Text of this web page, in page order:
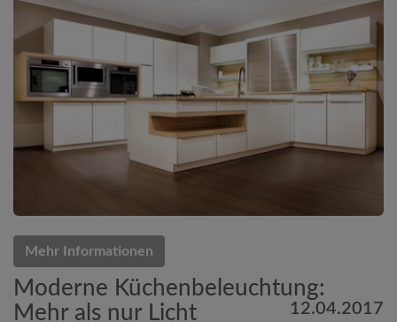
Mehr Informationen
Moderne Küchenbeleuchtung:
Mehr als nur Licht
12.04.2017